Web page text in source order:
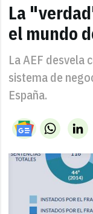
La
el mundo
La AEF desvela
sistema de
España.